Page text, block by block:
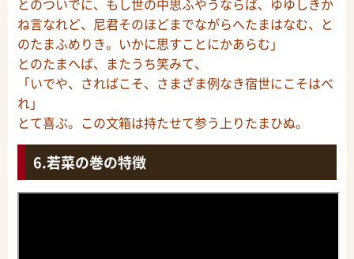
とのついでに、もし世の中思ふやうならば、ゆゆしきか
ね言なれど、尼君そのほどまでながらへたまはなむ、と
のたまふめりき。いかに思すことにかあらむ」
とのたまへば、またうち笑みて、
「いでや、さればこそ、さまざま例なき宿世にこそはべ
れ」
とて喜ぶ。この文箱は持たせて参う上りたまひぬ。
若菜の巻の特徴